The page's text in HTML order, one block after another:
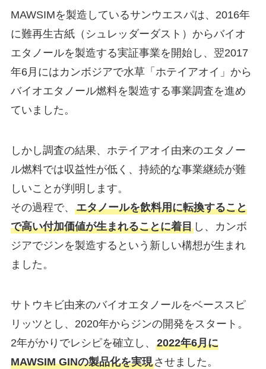
MAWSIMを製造しているサンウエスパは、2016年
に難再生古紙（シュレッダーダスト）からバイオ
エタノールを製造する実証事業を開始し、翌2017
年6月にはカンボジアで水草「ホテイアオイ」から
バイオエタノール燃料を製造する事業調査を進め
ていました。
しかし調査の結果、ホテイアオイ由来のエタノー
ル燃料では収益性が低く、持続的な事業継続が難
しいことが判明します。
その過程で、 エタノールを飲料用に転換すること
で高い付加価値が生まれることに着目し、カンボ
ジアでジンを製造するという新しい構想が生まれ
ました。
サトウキビ由来のバイオエタノールをベーススピ
リッツとし、2020年からジンの開発をスタート。
2年がかりでレシピを確立し、 2022年6月に
MAWSIM GINの製品化を実現させました。